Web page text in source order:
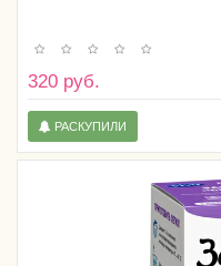
320 руб.
РАСКУПИЛИ